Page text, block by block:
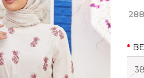
38